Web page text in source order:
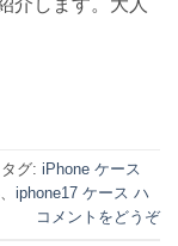
タグ: iPhone ケース
iphone17 ケース ハ
コメントをどうぞ